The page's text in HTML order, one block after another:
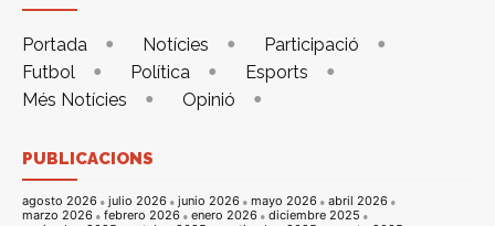
Portada Notícies
Participació
Futbol
Política
Esports
Més Notícies
Opinió
PUBLICACIONS
agosto 2026 julio 2026 junio 2026 mayo 2026
abril 2026
marzo 2026
febrero 2026 enero 2026
diciembre 2025